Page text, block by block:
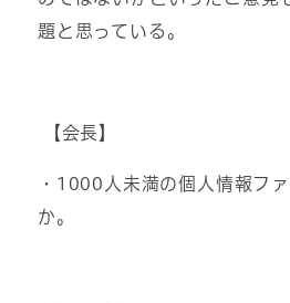
題と思っている。
【会長】
・1000人未満の個人情報フ
か。